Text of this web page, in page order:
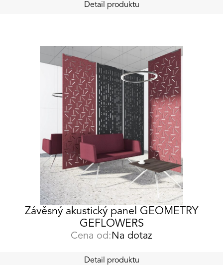
Detail produktu
Závěsný akustický panel GEOMETRY
GEFLOWERS
Cena od: Na dotaz
Detail produktu